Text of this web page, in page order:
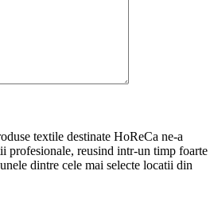
textile destinate HoReCa ne-a
profesionale, reusind intr-un timp foarte
dintre cele mai selecte locatii din